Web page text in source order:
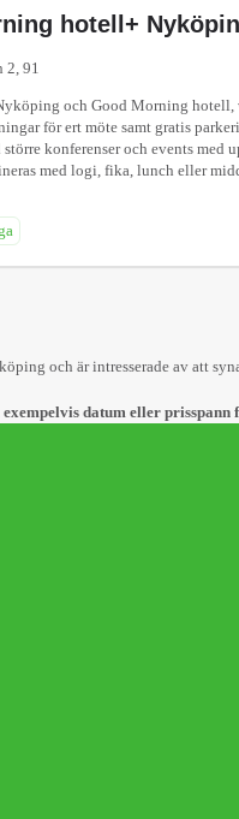
hotell+
2, 91
och Good Morning hotell,
för ert möte samt gratis
konferenser och events med
med logi, fika, lunch eller
och är intresserade av att
datum eller prisspann